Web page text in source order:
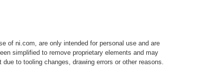
of ni.com, are only intended for personal use and are
simplified to remove proprietary elements and may
to tooling changes, drawing errors or other reasons.